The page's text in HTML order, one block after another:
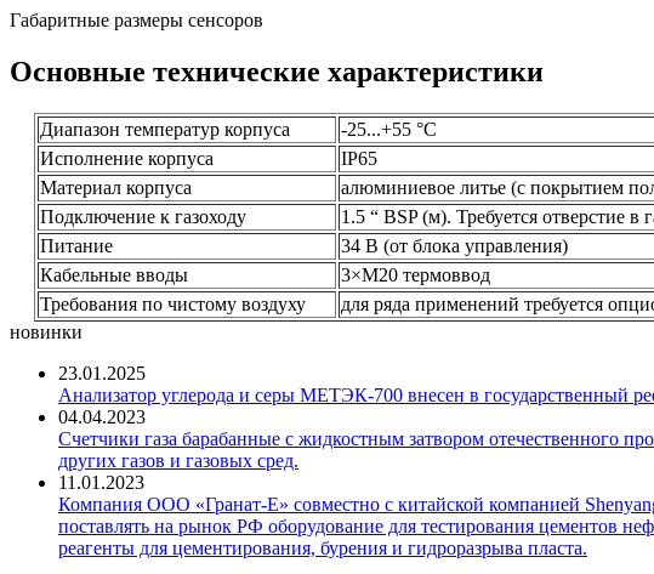
Габаритные размеры сенсоров
Основные технические характеристики
Диапазон температур корпуса
-25...+55 °C
Исполнение корпуса
IP65
Материал корпуса
алюминиевое литье (с покрытием
Подключение к газоходу
1.5 “ BSP (м). Требуется отверстие в
Питание
34 В (от блока управления)
Кабельные вводы
3×M20 термоввод
Требования по чистому воздуху
для ряда применений требуется
новинки
23.01.2025
Анализатор углерода и серы МЕТЭК-700 внесен в государственный
04.04.2023
Счетчики газа барабанные с жидкостным затвором отечественного
других газов и газовых сред.
11.01.2023
Компания ООО «Гранат-Е» совместно с китайской компанией
поставлять на рынок РФ оборудование для тестирования цементов
реагенты для цементирования, бурения и гидроразрыва пласта.